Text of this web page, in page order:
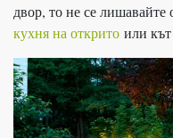
двор, то не се лишавайте
кухня на открито или